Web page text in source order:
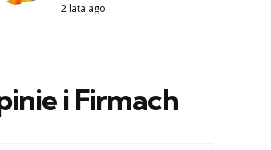
2 lata ago
i Firmach